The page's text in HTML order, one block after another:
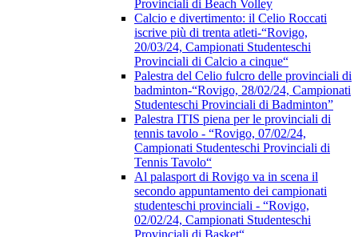
Provinciali di Beach Volley
Calcio e divertimento: il Celio Roccati
iscrive più di trenta atleti-“Rovigo,
20/03/24, Campionati Studenteschi
Provinciali di Calcio a cinque“
Palestra del Celio fulcro delle provinciali di
badminton-“Rovigo, 28/02/24, Campionati
Studenteschi Provinciali di Badminton”
Palestra ITIS piena per le provinciali di
tennis tavolo - “Rovigo, 07/02/24,
Campionati Studenteschi Provinciali di
Tennis Tavolo“
Al palasport di Rovigo va in scena il
secondo appuntamento dei campionati
studenteschi provinciali - “Rovigo,
02/02/24, Campionati Studenteschi